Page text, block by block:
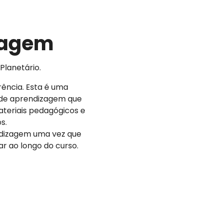
Esta é uma
aprendizagem que
pedagógicos e
uma vez que
ao longo do curso.